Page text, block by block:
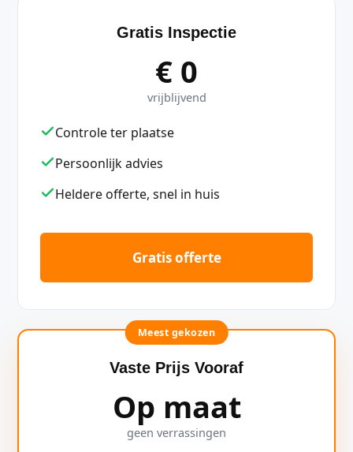
Gratis Inspectie
€ 0
vrijblijvend
Controle ter plaatse
Persoonlijk advies
Heldere offerte, snel in huis
Gratis offerte
Meest gekozen
Vaste Prijs Vooraf
Op maat
geen verrassingen